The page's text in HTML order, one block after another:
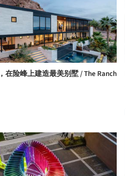
在险峰上建造最美别墅 / The Ranch